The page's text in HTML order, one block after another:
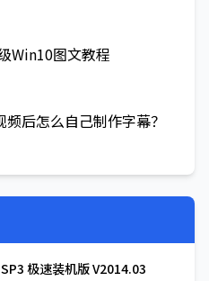
Win10图文教程
后怎么自己制作字幕？
极速装机版 V2014.03